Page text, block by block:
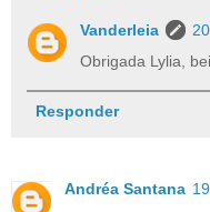
Vanderleia
Obrigada Lylia,
Responder
Andréa Santana